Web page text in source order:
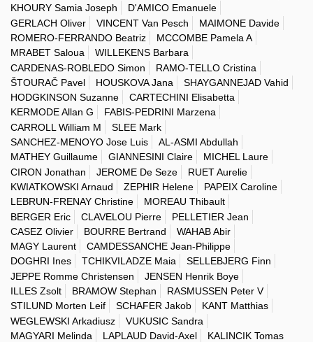
KHOURY Samia Joseph
D'AMICO Emanuele
GERLACH Oliver
VINCENT Van Pesch
MAIMONE Davide
ROMERO-FERRANDO Beatriz
MCCOMBE Pamela A
MRABET Saloua
WILLEKENS Barbara
CARDENAS-ROBLEDO Simon
RAMO-TELLO Cristina
ŠTOURAČ Pavel
HOUSKOVA Jana
SHAYGANNEJAD Vahid
HODGKINSON Suzanne
CARTECHINI Elisabetta
KERMODE Allan G
FABIS-PEDRINI Marzena
CARROLL William M
SLEE Mark
SANCHEZ-MENOYO Jose Luis
AL-ASMI Abdullah
MATHEY Guillaume
GIANNESINI Claire
MICHEL Laure
CIRON Jonathan
JEROME De Seze
RUET Aurelie
KWIATKOWSKI Arnaud
ZEPHIR Helene
PAPEIX Caroline
LEBRUN-FRENAY Christine
MOREAU Thibault
BERGER Eric
CLAVELOU Pierre
PELLETIER Jean
CASEZ Olivier
BOURRE Bertrand
WAHAB Abir
MAGY Laurent
CAMDESSANCHE Jean-Philippe
DOGHRI Ines
TCHIKVILADZE Maia
SELLEBJERG Finn
JEPPE Romme Christensen
JENSEN Henrik Boye
ILLES Zsolt
BRAMOW Stephan
RASMUSSEN Peter V
STILUND Morten Leif
SCHAFER Jakob
KANT Matthias
WEGLEWSKI Arkadiusz
VUKUSIC Sandra
MAGYARI Melinda
LAPLAUD David-Axel
KALINCIK Tomas